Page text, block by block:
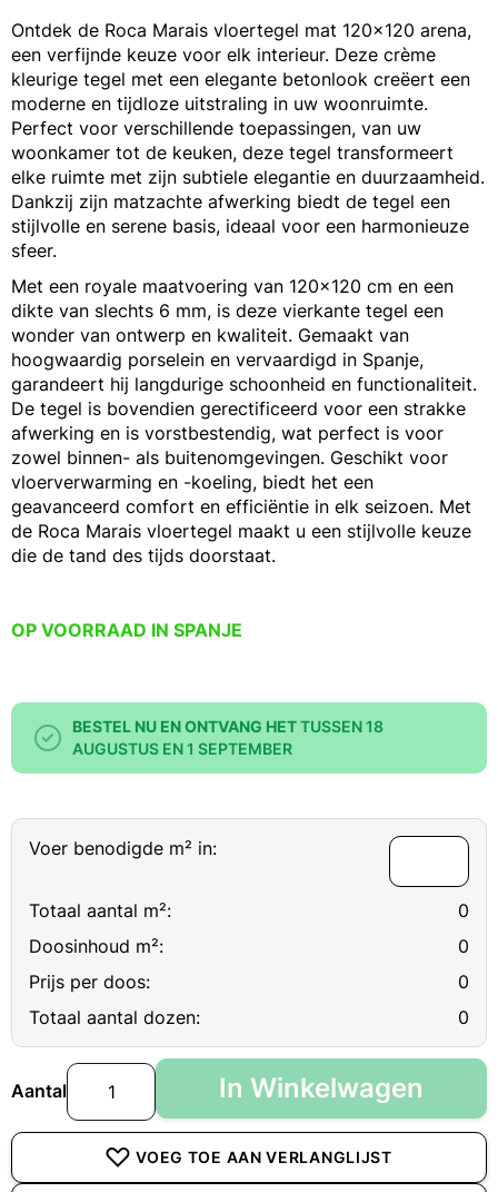
OP VOORRAAD IN SPANJE
BESTEL NU EN ONTVANG HETTUSSEN 18
AUGUSTUS EN 1 SEPTEMBER
Voer benodigde m² in:
Totaal aantal m²:
0
Doosinhoud m²:
0
Prijs per doos:
0
Totaal aantal dozen:
0
Aantal In Winkelwagen
VOEG TOE AAN VERLANGLIJST
Ontdek de Roca Marais vloertegel mat 120x120 arena,
een verfijnde keuze voor elk interieur. Deze crème
kleurige tegel met een elegante betonlook creëert een
moderne en tijdloze uitstraling in uw woonruimte.
Perfect voor verschillende toepassingen, van uw
woonkamer tot de keuken, deze tegel transformeert
elke ruimte met zijn subtiele elegantie en duurzaamheid.
Dankzij zijn matzachte afwerking biedt de tegel een
stijlvolle en serene basis, ideaal voor een harmonieuze
sfeer.
Met een royale maatvoering van 120x120 cm en een
dikte van slechts 6 mm, is deze vierkante tegel een
wonder van ontwerp en kwaliteit. Gemaakt van
hoogwaardig porselein en vervaardigd in Spanje,
garandeert hij langdurige schoonheid en functionaliteit.
De tegel is bovendien gerectificeerd voor een strakke
afwerking en is vorstbestendig, wat perfect is voor
zowel binnen- als buitenomgevingen. Geschikt voor
vloerverwarming en -koeling, biedt het een
geavanceerd comfort en efficiëntie in elk seizoen. Met
de Roca Marais vloertegel maakt u een stijlvolle keuze
die de tand des tijds doorstaat.